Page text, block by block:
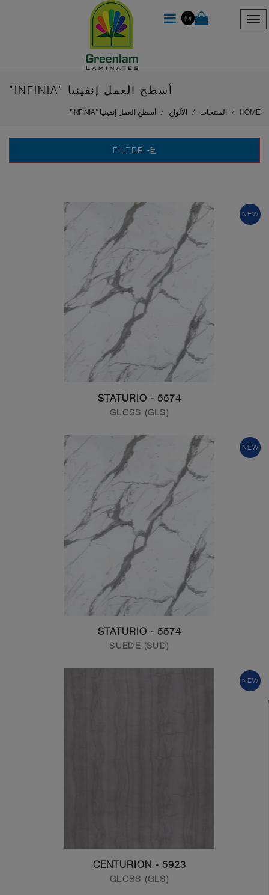
(0)
أسطح العمل إنفينيا "INFINIA"
HOME المنتجات الألواح أسطح العمل إنفينيا "INFINIA"
FILTER
NEW
5574 - STATURIO
GLOSS (GLS)
NEW
5574 - STATURIO
SUEDE (SUD)
NEW
5923 - CENTURION
GLOSS (GLS)